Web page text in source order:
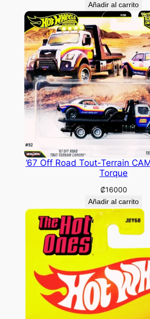
Añadir al carrito
’67 Off Road Tout-Terrain
Torque
₡16000
Añadir al carrito